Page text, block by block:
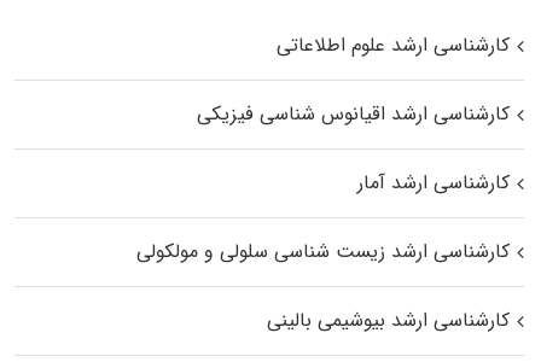
کارشناسی ارشد علوم اطلاعاتی
کارشناسی ارشد اقیانوس‌ شناسی فیزیکی
کارشناسی ارشد آمار
کارشناسی ارشد زیست شناسی سلولی و مولکولی
کارشناسی ارشد بیوشیمی بالینی